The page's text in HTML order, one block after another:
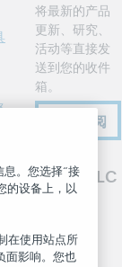
将最新的产品
更新、研究、
活动等直接发
送到您的收件
箱。
现在订阅
关注 OCLC
。您选择“接
的设备上，以
在使用站点所
面影响。您也